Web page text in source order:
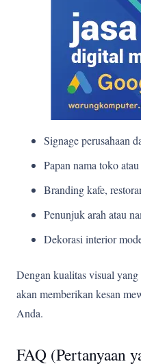
Signage perusahaan
Papan nama toko
Branding kafe,
Penunjuk arah atau
Dekorasi interior
Dengan kualitas visual
akan memberikan kesan
Anda.
FAQ (Pertanyaan